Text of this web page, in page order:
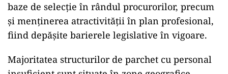
baze de selecție în rândul procurorilor, precum
și menținerea atractivității în plan profesional,
fiind depășite barierele legislative în vigoare.
Majoritatea structurilor de parchet cu personal